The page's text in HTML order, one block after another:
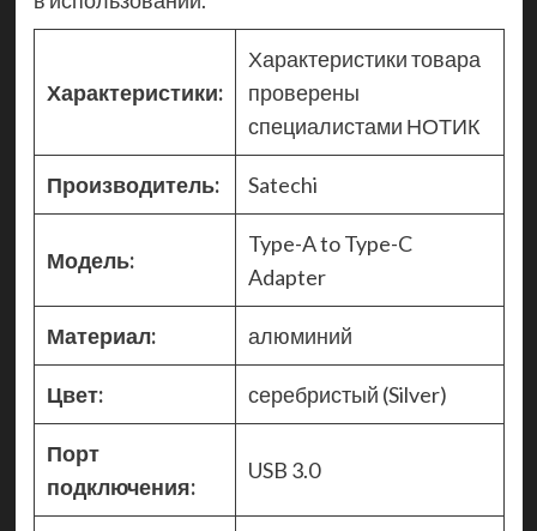
Характеристики:
Характеристики товара
проверены
специалистами НОТИК
Производитель: Satechi
Модель:
Type-A to Type-C
Adapter
Материал: алюминий
Цвет: серебристый (Silver)
Порт
подключения:
USB 3.0